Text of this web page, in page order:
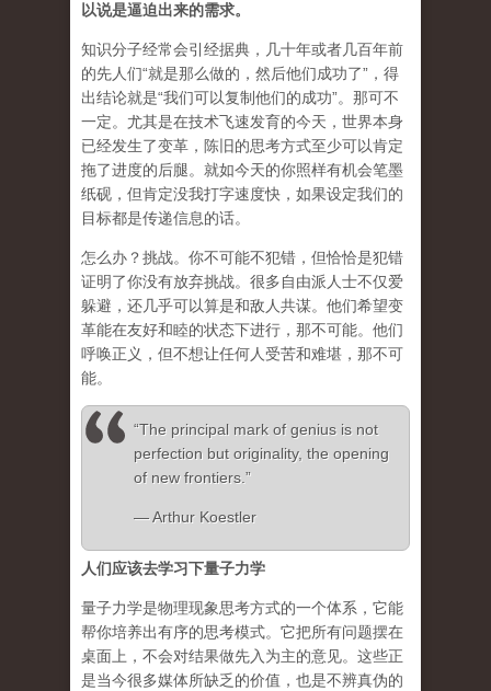
以说是逼迫出来的需求。
知识分子经常会引经据典，几十年或者几百年前
的先人们“就是那么做的，然后他们成功了”，得
出结论就是“我们可以复制他们的成功”。那可不
一定。尤其是在技术飞速发育的今天，世界本身
已经发生了变革，陈旧的思考方式至少可以肯定
拖了进度的后腿。就如今天的你照样有机会笔墨
纸砚，但肯定没我打字速度快，如果设定我们的
目标都是传递信息的话。
怎么办？挑战。你不可能不犯错，但恰恰是犯错
证明了你没有放弃挑战。很多自由派人士不仅爱
躲避，还几乎可以算是和敌人共谋。他们希望变
革能在友好和睦的状态下进行，那不可能。他们
呼唤正义，但不想让任何人受苦和难堪，那不可
能。
“The principal mark of genius is not
perfection but originality, the opening
of new frontiers.”
― Arthur Koestler
人们应该去学习下量子力学
量子力学是物理现象思考方式的一个体系，它能
帮你培养出有序的思考模式。它把所有问题摆在
桌面上，不会对结果做先入为主的意见。这些正
是当今很多媒体所缺乏的价值，也是不辨真伪的